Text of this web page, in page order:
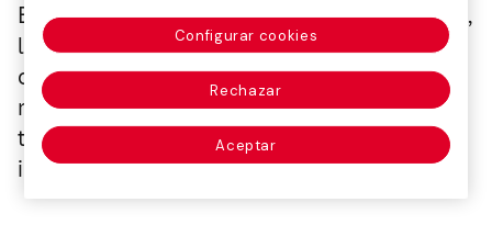
Experimentación y Seguridad Vial de Mapfre,
lidera una iniciativa pionera para conocer el
comportamiento, establecer posibles
riesgos y reducir los fallos de las
tecnologías de percepción del entorno
instaladas en estos vehículos.
Configurar cookies
Rechazar
Aceptar